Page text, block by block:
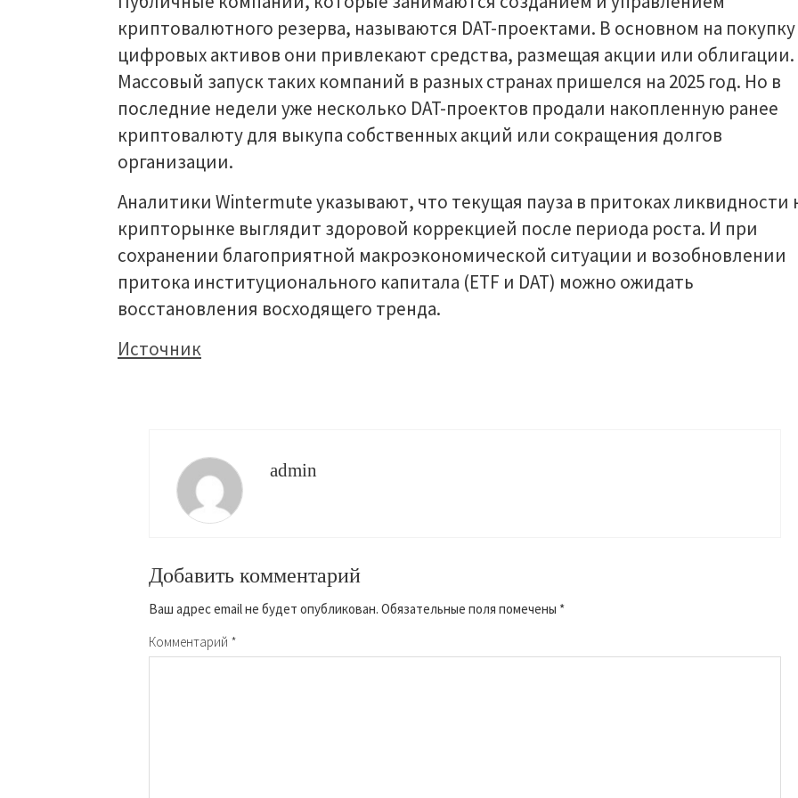
криптовалютного резерва, называются DAT-проектами. В основном на покупку
цифровых активов они привлекают средства, размещая акции или облигации.
Массовый запуск таких компаний в разных странах пришелся на 2025 год. Но в
последние недели уже несколько DAT-проектов продали накопленную ранее
криптовалюту для выкупа собственных акций или сокращения долгов
организации.
Аналитики Wintermute указывают, что текущая пауза в притоках ликвидности
крипторынке выглядит здоровой коррекцией после периода роста. И при
сохранении благоприятной макроэкономической ситуации и возобновлении
притока институционального капитала (ETF и DAT) можно ожидать
восстановления восходящего тренда.
Источник
admin
Добавить комментарий
Ваш адрес email не будет опубликован. Обязательные поля помечены *
Комментарий *